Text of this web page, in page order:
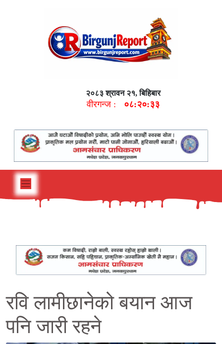
२०८३ श्रावन २१, बिहिबार
वीरगन्ज : ०८:२०:३४
रवि लामीछानेको बयान आज
पनि जारी रहने